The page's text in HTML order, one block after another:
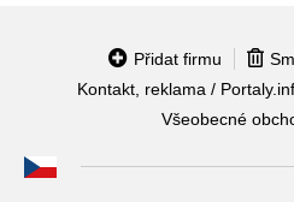
Přidat firmu
Kontakt, reklama /
Všeobecné